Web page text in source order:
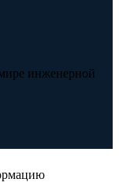
инженерной